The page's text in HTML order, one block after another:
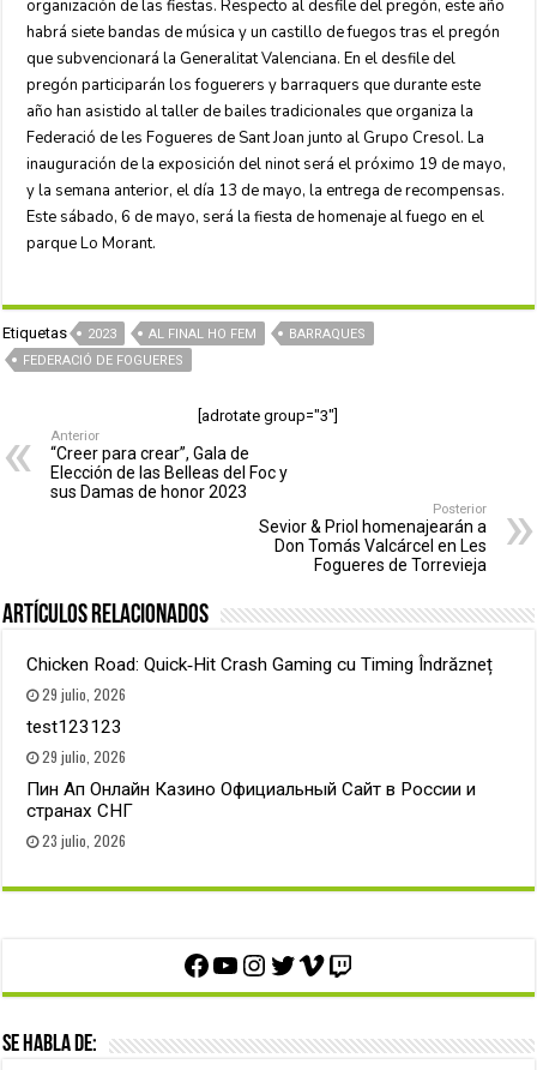
organización de las fiestas. Respecto al desfile del pregón, este año
habrá siete bandas de música y un castillo de fuegos tras el pregón
que subvencionará la Generalitat Valenciana. En el desfile del
pregón participarán los foguerers y barraquers que durante este
año han asistido al taller de bailes tradicionales que organiza la
Federació de les Fogueres de Sant Joan junto al Grupo Cresol. La
inauguración de la exposición del ninot será el próximo 19 de mayo,
y la semana anterior, el día 13 de mayo, la entrega de recompensas.
Este sábado, 6 de mayo, será la fiesta de homenaje al fuego en el
parque Lo Morant.
Etiquetas 2023 AL FINAL HO FEM
BARRAQUES
FEDERACIÓ DE FOGUERES
[adrotate group="3"]
Anterior
“Creer para crear”, Gala de
Elección de las Belleas del Foc y
sus Damas de honor 2023
Posterior
Sevior & Priol homenajearán a
Don Tomás Valcárcel en Les
Fogueres de Torrevieja
Artículos relacionados
Chicken Road: Quick‑Hit Crash Gaming cu Timing Îndrăzneț
29 julio, 2026
test123123
29 julio, 2026
Пин Ап Онлайн Казино Официальный Сайт в России и
странах СНГ
23 julio, 2026
Facebook
YouTube
Instagram
Twitter
Vimeo
Twitch
Se habla de: